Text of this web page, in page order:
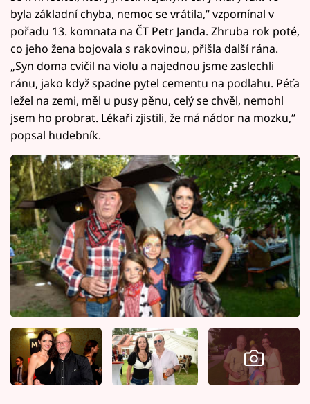
byla základní chyba, nemoc se vrátila,“ vzpomínal v
pořadu 13. komnata na ČT Petr Janda. Zhruba rok poté,
co jeho žena bojovala s rakovinou, přišla další rána.
„Syn doma cvičil na violu a najednou jsme zaslechli
ránu, jako když spadne pytel cementu na podlahu. Péťa
ležel na zemi, měl u pusy pěnu, celý se chvěl, nemohl
jsem ho probrat. Lékaři zjistili, že má nádor na mozku,“
popsal hudebník.